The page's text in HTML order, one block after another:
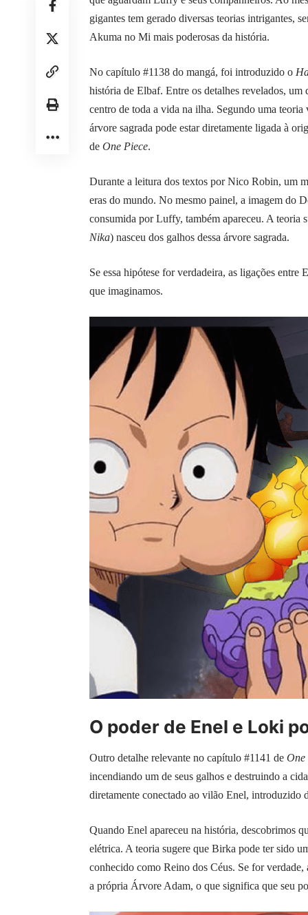
gigantes tem gerado diversas teorias intrigantes,
Akuma no Mi mais poderosas da história.
No capítulo #1138 do mangá, foi introduzido o
história de Elbaf. Entre os detalhes revelados,
centro de toda a vida na ilha. Segundo uma
árvore sagrada pode estar diretamente ligada à
de One Piece.
Durante a leitura dos textos por Nico Robin, um
eras do mundo. No mesmo painel, a imagem do
consumida por Luffy, também apareceu. A teoria
Nika) nasceu dos galhos dessa árvore sagrada.
Se essa hipótese for verdadeira, as ligações
que imaginamos.
O poder de Enel e Loki
Outro detalhe relevante no capítulo #1141 de One
incendiando um de seus galhos e destruindo a
diretamente conectado ao vilão Enel, introduzido
Quando Enel apareceu na história, descobrimos
elétrica. A teoria sugere que Birka pode ter sido
conhecido como Reino dos Céus. Se for
a própria Árvore Adam, o que significa que seu